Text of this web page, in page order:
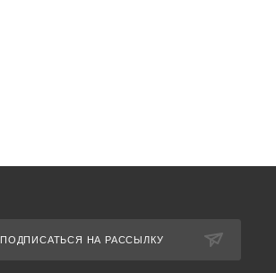
ПОДПИСАТЬСЯ НА РАССЫЛКУ